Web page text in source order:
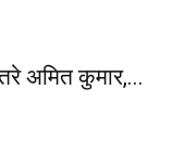
अमित कुमार,...